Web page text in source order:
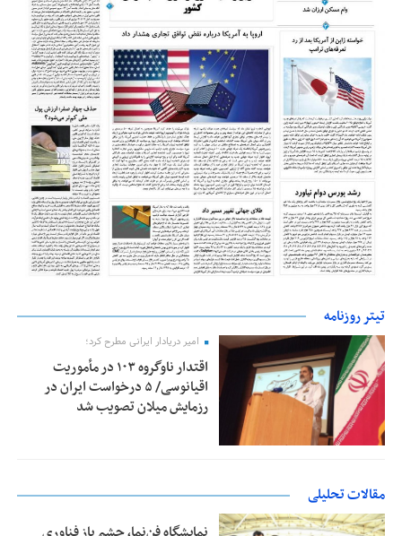
تیتر روزنامه
امیر دریادار ایرانی مطرح کرد؛
اقتدار ناوگروه ۱۰۳ در مأموریت‌
اقیانوسی/ ۵ درخواست ایران در
رزمایش میلان تصویب شد
مقالات تحلیلی